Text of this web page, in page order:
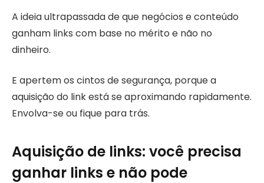
A ideia ultrapassada de que negócios e conteúdo
ganham links com base no mérito e não no
dinheiro.
E apertem os cintos de segurança, porque a
aquisição do link está se aproximando rapidamente.
Envolva-se ou fique para trás.
Aquisição de links: você precisa
ganhar links e não pode